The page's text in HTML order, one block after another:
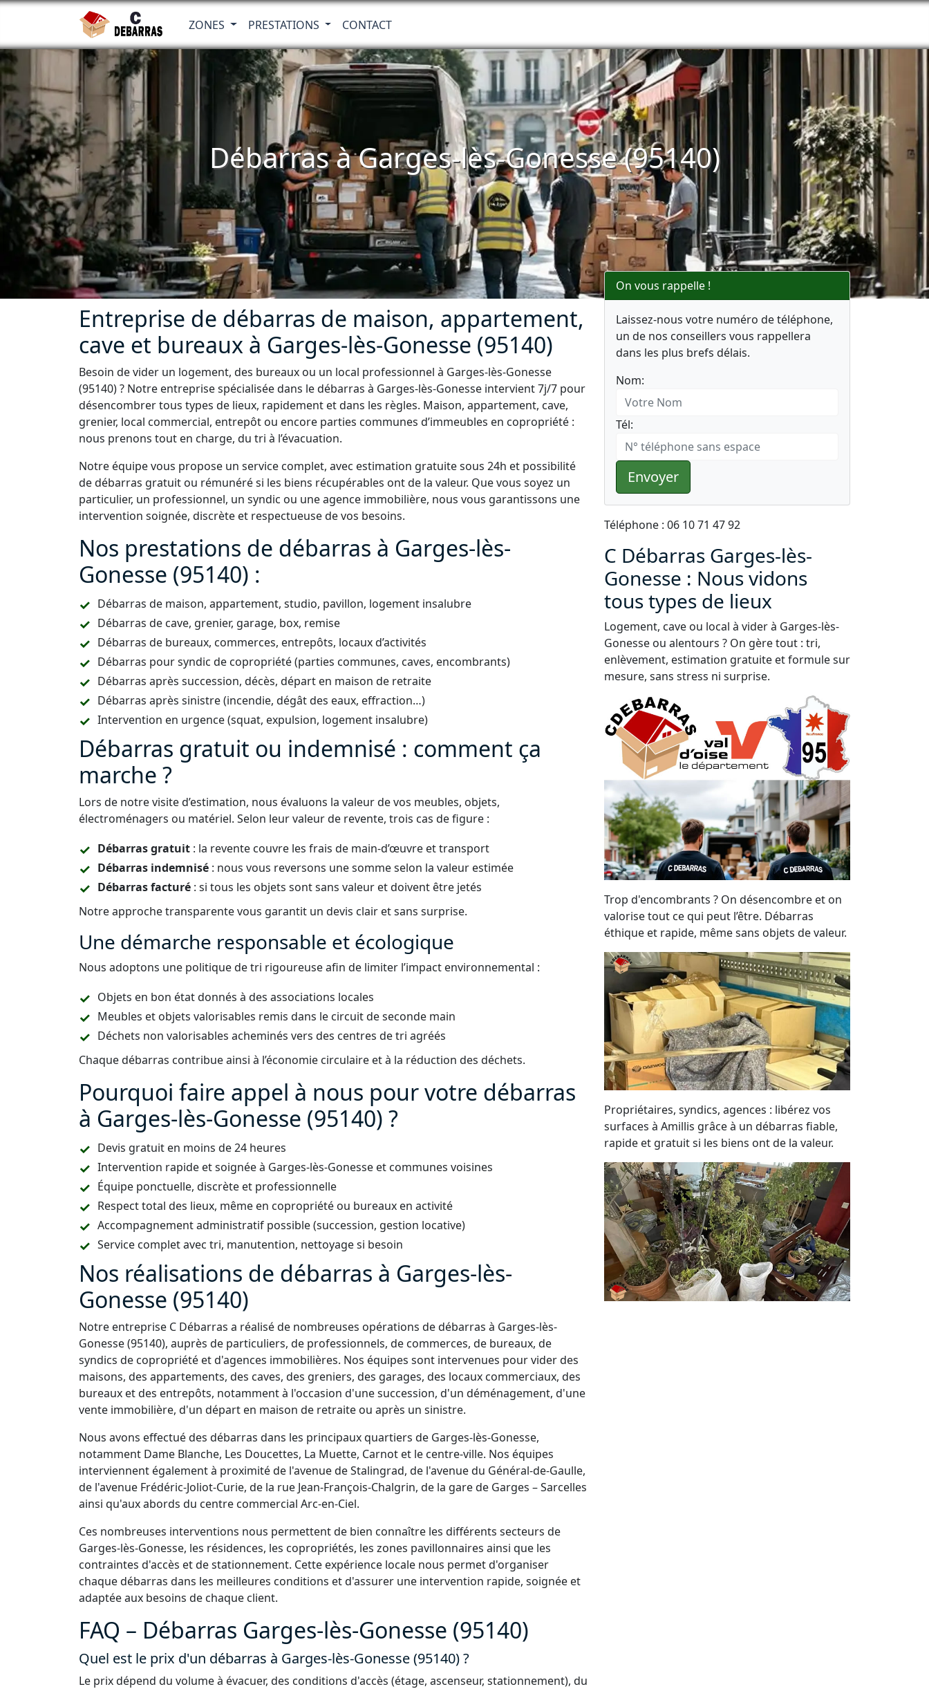
ZONES PRESTATIONS CONTACT
Débarras à Garges-lès-Gonesse (95140)
Entreprise de débarras de maison, appartement,
cave et bureaux à Garges-lès-Gonesse (95140)
Besoin de vider un logement, des bureaux ou un local professionnel à Garges-lès-Gonesse
(95140) ? Notre entreprise spécialisée dans le débarras à Garges-lès-Gonesse intervient 7j/7 pour
désencombrer tous types de lieux, rapidement et dans les règles. Maison, appartement, cave,
grenier, local commercial, entrepôt ou encore parties communes d’immeubles en copropriété :
nous prenons tout en charge, du tri à l’évacuation.
Notre équipe vous propose un service complet, avec estimation gratuite sous 24h et possibilité
de débarras gratuit ou rémunéré si les biens récupérables ont de la valeur. Que vous soyez un
particulier, un professionnel, un syndic ou une agence immobilière, nous vous garantissons une
intervention soignée, discrète et respectueuse de vos besoins.
Nos prestations de débarras à Garges-lès-
Gonesse (95140) :
Débarras de maison, appartement, studio, pavillon, logement insalubre
Débarras de cave, grenier, garage, box, remise
Débarras de bureaux, commerces, entrepôts, locaux d’activités
Débarras pour syndic de copropriété (parties communes, caves, encombrants)
Débarras après succession, décès, départ en maison de retraite
Débarras après sinistre (incendie, dégât des eaux, effraction…)
Intervention en urgence (squat, expulsion, logement insalubre)
Débarras gratuit ou indemnisé : comment ça
marche ?
Lors de notre visite d’estimation, nous évaluons la valeur de vos meubles, objets,
électroménagers ou matériel. Selon leur valeur de revente, trois cas de figure :
Débarras gratuit : la revente couvre les frais de main-d’œuvre et transport
Débarras indemnisé : nous vous reversons une somme selon la valeur estimée
Débarras facturé : si tous les objets sont sans valeur et doivent être jetés
Notre approche transparente vous garantit un devis clair et sans surprise.
Une démarche responsable et écologique
Nous adoptons une politique de tri rigoureuse afin de limiter l’impact environnemental :
Objets en bon état donnés à des associations locales
Meubles et objets valorisables remis dans le circuit de seconde main
Déchets non valorisables acheminés vers des centres de tri agréés
Chaque débarras contribue ainsi à l’économie circulaire et à la réduction des déchets.
Pourquoi faire appel à nous pour votre débarras
à Garges-lès-Gonesse (95140) ?
Devis gratuit en moins de 24 heures
Intervention rapide et soignée à Garges-lès-Gonesse et communes voisines
Équipe ponctuelle, discrète et professionnelle
Respect total des lieux, même en copropriété ou bureaux en activité
Accompagnement administratif possible (succession, gestion locative)
Service complet avec tri, manutention, nettoyage si besoin
Nos réalisations de débarras à Garges-lès-
Gonesse (95140)
Notre entreprise C Débarras a réalisé de nombreuses opérations de débarras à Garges-lès-
Gonesse (95140), auprès de particuliers, de professionnels, de commerces, de bureaux, de
syndics de copropriété et d'agences immobilières. Nos équipes sont intervenues pour vider des
maisons, des appartements, des caves, des greniers, des garages, des locaux commerciaux, des
bureaux et des entrepôts, notamment à l'occasion d'une succession, d'un déménagement, d'une
vente immobilière, d'un départ en maison de retraite ou après un sinistre.
Nous avons effectué des débarras dans les principaux quartiers de Garges-lès-Gonesse,
notamment Dame Blanche, Les Doucettes, La Muette, Carnot et le centre-ville. Nos équipes
interviennent également à proximité de l'avenue de Stalingrad, de l'avenue du Général-de-Gaulle,
de l'avenue Frédéric-Joliot-Curie, de la rue Jean-François-Chalgrin, de la gare de Garges – Sarcelles
ainsi qu'aux abords du centre commercial Arc-en-Ciel.
Ces nombreuses interventions nous permettent de bien connaître les différents secteurs de
Garges-lès-Gonesse, les résidences, les copropriétés, les zones pavillonnaires ainsi que les
contraintes d'accès et de stationnement. Cette expérience locale nous permet d'organiser
chaque débarras dans les meilleures conditions et d'assurer une intervention rapide, soignée et
adaptée aux besoins de chaque client.
FAQ – Débarras Garges-lès-Gonesse (95140)
Quel est le prix d'un débarras à Garges-lès-Gonesse (95140) ?
Le prix dépend du volume à évacuer, des conditions d'accès (étage, ascenseur, stationnement), du
On vous rappelle !
Laissez-nous votre numéro de téléphone,
un de nos conseillers vous rappellera
dans les plus brefs délais.
Nom:
Tél:
Envoyer
Téléphone : 06 10 71 47 92
C Débarras Garges-lès-
Gonesse : Nous vidons
tous types de lieux
Logement, cave ou local à vider à Garges-lès-
Gonesse ou alentours ? On gère tout : tri,
enlèvement, estimation gratuite et formule sur
mesure, sans stress ni surprise.
Trop d'encombrants ? On désencombre et on
valorise tout ce qui peut l’être. Débarras
éthique et rapide, même sans objets de valeur.
Propriétaires, syndics, agences : libérez vos
surfaces à Amillis grâce à un débarras fiable,
rapide et gratuit si les biens ont de la valeur.